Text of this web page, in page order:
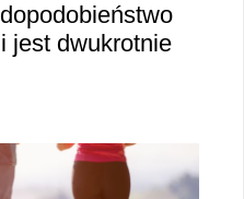
jest dwukrotnie